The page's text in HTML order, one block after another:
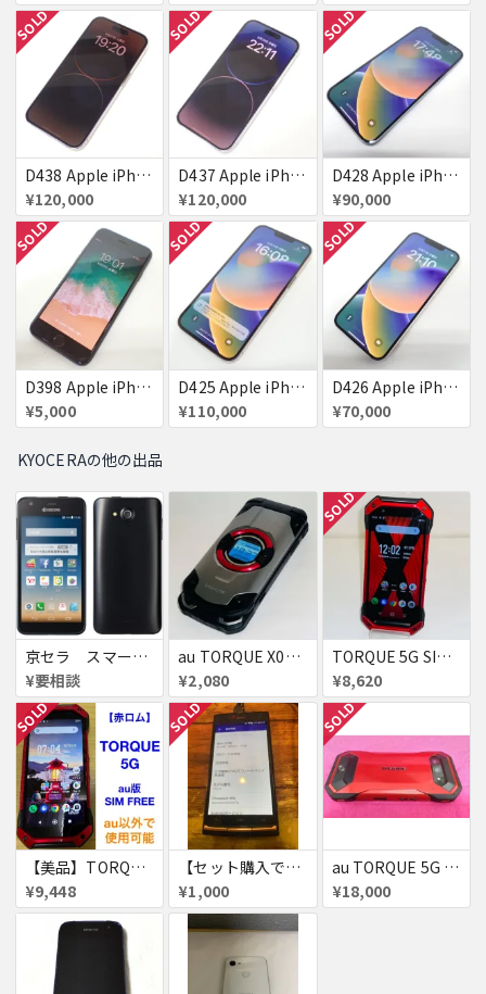
SOLD
D438 Apple iPhone14 pro 256GB ゴールド SBM系判定△
¥120,000
SOLD
D437 Apple iPhone14 pro 256GB シルバー SBM系判定△
¥120,000
SOLD
D428 Apple iPhone14 256GB ブルー SBM系判定×
¥90,000
SOLD
D398 Apple iPhone7 128GB ジェットブラック
¥5,000
SOLD
D425 Apple iPhone13 Pro Max 128GB ゴールド SBM系判定×
¥110,000
SOLD
D426 Apple iPhone13 128GB スターライト SBM系判定×
¥70,000
KYOCERAの他の出品
京セラ スマートフォン
¥要相談
au TORQUE X01 KYF33 赤ロム KYOCERA 4G ガラホ 携帯電話 ジャンク シルバー 送料無料
¥2,080
SOLD
TORQUE 5G SIMフリー KYG01 au 赤ロム ジャンク レッド 送料無料
¥8,620
SOLD
【美品】TORQUE 5G 128GB 赤ロム
¥9,448
SOLD
【セット購入で割引】KYV34
¥1,000
SOLD
au TORQUE 5G 美品 赤ロム シムロック解除済
¥18,000